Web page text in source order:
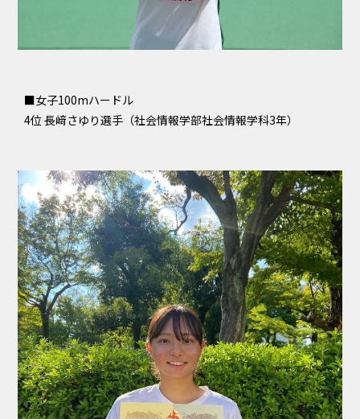
■女子100mハードル
4位 長﨑さゆり選手（社会情報学部社会情報学科3年）